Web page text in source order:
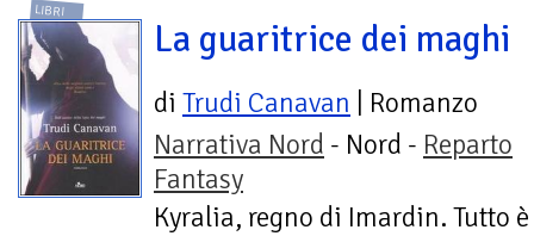
LIBRI
La guaritrice dei maghi
di Trudi Canavan | Romanzo
Narrativa Nord - Nord - Reparto
Fantasy
Kyralia, regno di Imardin. Tutto